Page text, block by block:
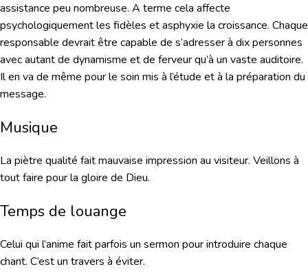
assistance peu nombreuse. A terme cela affecte
psychologiquement les fidèles et asphyxie la croissance. Chaque
responsable devrait être capable de s’adresser à dix personnes
avec autant de dynamisme et de ferveur qu’à un vaste auditoire.
Il en va de même pour le soin mis à l’étude et à la préparation du
message.
Musique
La piètre qualité fait mauvaise impression au visiteur. Veillons à
tout faire pour la gloire de Dieu.
Temps de louange
Celui qui l’anime fait parfois un sermon pour introduire chaque
chant. C’est un travers à éviter.